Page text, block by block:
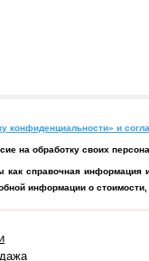
конфиденциальности» и
на обработку своих
как справочная информация
информации о